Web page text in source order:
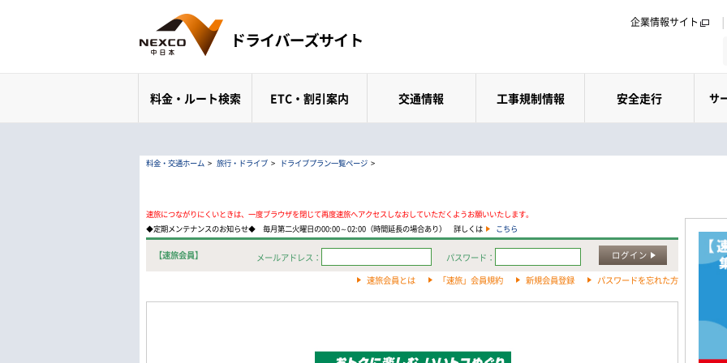
企業情報サイト
料金・ルート検索 ETC・割引案内 交通情報 工事規制情報 安全走行 サ
料金・交通ホーム > 旅行・ドライブ > ドライブプラン一覧ページ >
速旅につながりにくいときは、一度ブラウザを閉じて再度速旅へアクセスしなおしていただくようお願いいたします。
◆定期メンテナンスのお知らせ◆ 毎月第二火曜日の00:00～02:00（時間延長の場合あり） 詳しくは
こちら
【速旅会員】 メールアドレス： パスワード： ログイン
速旅会員とは 「速旅」会員規約 新規会員登録 パスワードを忘れた方